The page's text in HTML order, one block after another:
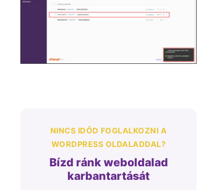
NINCS IDŐD FOGLALKOZNI A
WORDPRESS OLDALADDAL?
Bízd ránk weboldalad
karbantartását